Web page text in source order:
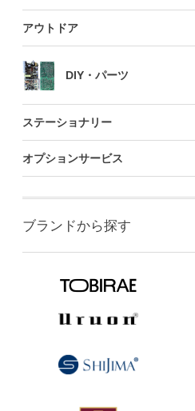
アウトドア
DIY・パーツ
ステーショナリー
オプションサービス
ブランドから探す